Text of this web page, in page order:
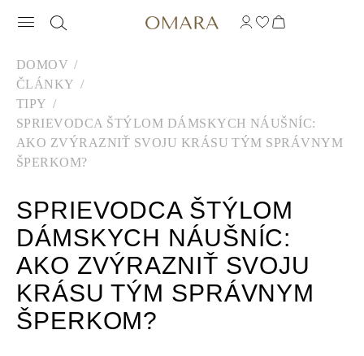
DOMOV
ČLÁNKY
TIPY
SPRIEVODCA ŠTÝLOM DÁMSKYCH NÁUŠNÍC:
AKO ZVÝRAZNIŤ SVOJU KRÁSU TÝM SPRÁVNYM
ŠPERKOM?
SPRIEVODCA ŠTÝLOM
DÁMSKYCH NÁUŠNÍC:
AKO ZVÝRAZNIŤ SVOJU
KRÁSU TÝM SPRÁVNYM
ŠPERKOM?